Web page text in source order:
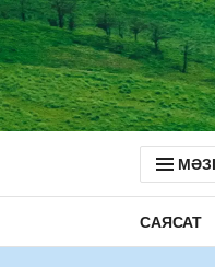
САЯСАТ